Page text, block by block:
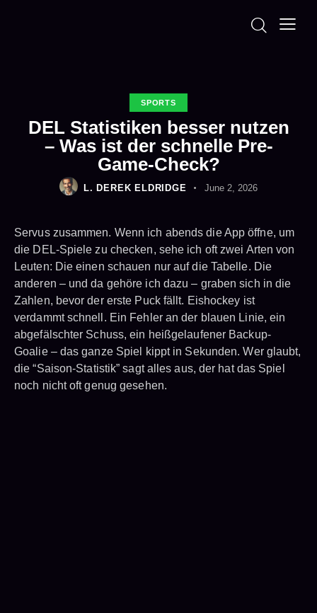
SPORTS
DEL Statistiken besser nutzen
– Was ist der schnelle Pre-
Game-Check?
L. DEREK ELDRIDGE June 2, 2026
Servus zusammen. Wenn ich abends die App öffne, um
die DEL-Spiele zu checken, sehe ich oft zwei Arten von
Leuten: Die einen schauen nur auf die Tabelle. Die
anderen – und da gehöre ich dazu – graben sich in die
Zahlen, bevor der erste Puck fällt. Eishockey ist
verdammt schnell. Ein Fehler an der blauen Linie, ein
abgefälschter Schuss, ein heißgelaufener Backup-
Goalie – das ganze Spiel kippt in Sekunden. Wer glaubt,
die “Saison-Statistik” sagt alles aus, der hat das Spiel
noch nicht oft genug gesehen.